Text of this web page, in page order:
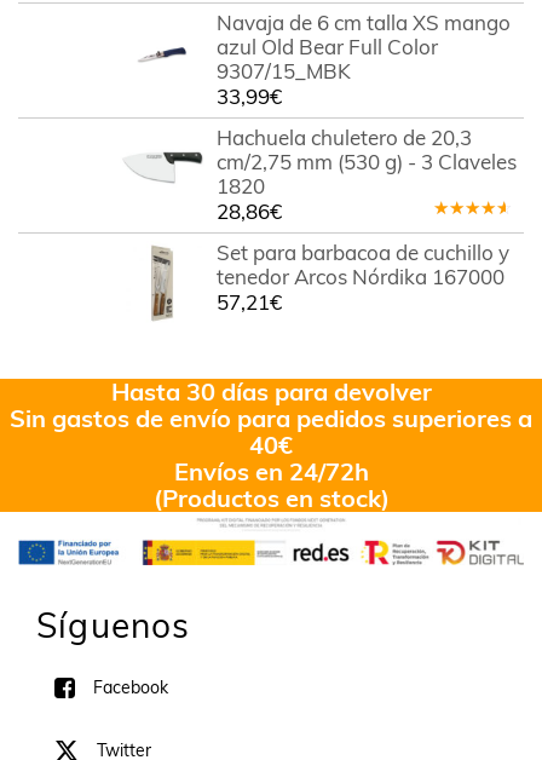
en5.00de
5
Navaja de 6 cm talla XS mango
azul Old Bear Full Color
9307/15_MBK
33,99€
Hachuela chuletero de 20,3
cm/2,75 mm (530 g) - 3 Claveles
1820
en4.00
de 5
28,86€
Set para barbacoa de cuchillo y
tenedor Arcos Nórdika 167000
57,21€
Hasta 30 días para devolver
Sin gastos de envío para pedidos superiores a
40€
Envíos en 24/72h
(Productos en stock)
Síguenos
Facebook
Twitter